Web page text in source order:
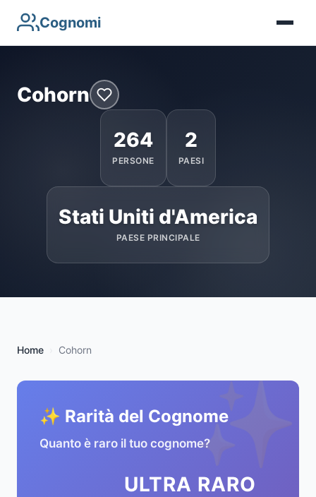
Cognomi
Cohorn
264
PERSONE
2
PAESI
Stati Uniti d'America
PAESE PRINCIPALE
Home Cohorn
✨
✨ Rarità del Cognome
Quanto è raro il tuo cognome?
ULTRA RARO